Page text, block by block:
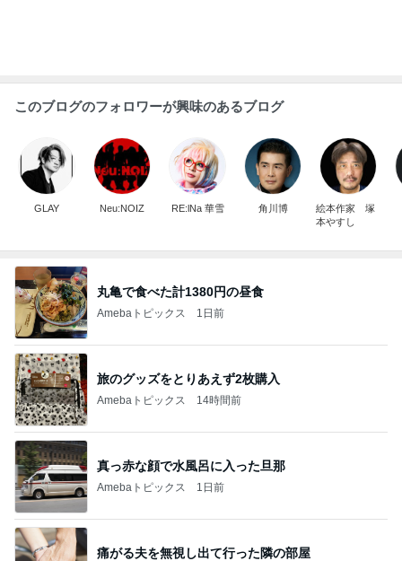
このブログのフォロワーが興味のあるブログ
GLAY Neu:NOIZ RE:lNa 華雪 角川博
絵本作家 塚
本やすし
丸亀で食べた計1380円の昼食
Amebaトピックス 1日前
旅のグッズをとりあえず2枚購入
Amebaトピックス 14時間前
真っ赤な顔で水風呂に入った旦那
Amebaトピックス 1日前
痛がる夫を無視し出て行った隣の部屋